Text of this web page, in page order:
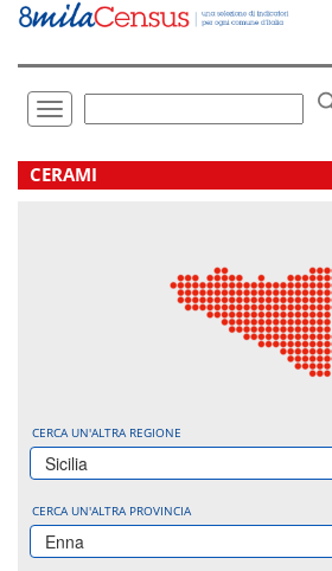
Vai
direttamente
Toggle
navigation
.
CERAMI
CERCA UN'ALTRA REGIONE
Sicilia
CERCA UN'ALTRA PROVINCIA
Enna